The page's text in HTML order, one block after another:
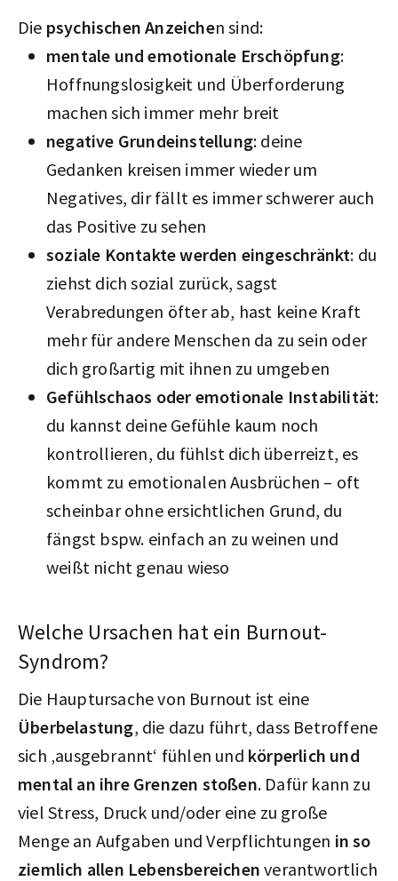
Die psychischen Anzeichen sind:
mentale und emotionale Erschöpfung:
Hoffnungslosigkeit und Überforderung
machen sich immer mehr breit
negative Grundeinstellung: deine
Gedanken kreisen immer wieder um
Negatives, dir fällt es immer schwerer auch
das Positive zu sehen
soziale Kontakte werden eingeschränkt: du
ziehst dich sozial zurück, sagst
Verabredungen öfter ab, hast keine Kraft
mehr für andere Menschen da zu sein oder
dich großartig mit ihnen zu umgeben
Gefühlschaos oder emotionale Instabilität:
du kannst deine Gefühle kaum noch
kontrollieren, du fühlst dich überreizt, es
kommt zu emotionalen Ausbrüchen – oft
scheinbar ohne ersichtlichen Grund, du
fängst bspw. einfach an zu weinen und
weißt nicht genau wieso
Welche Ursachen hat ein Burnout-
Syndrom?
Die Hauptursache von Burnout ist eine
Überbelastung, die dazu führt, dass Betroffene
sich ‚ausgebrannt‘ fühlen und körperlich und
mental an ihre Grenzen stoßen. Dafür kann zu
viel Stress, Druck und/oder eine zu große
Menge an Aufgaben und Verpflichtungen in so
ziemlich allen Lebensbereichen verantwortlich